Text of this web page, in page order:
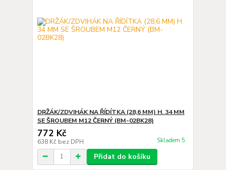
DRŽÁK/ZDVIHÁK NA ŘÍDÍTKA (28,6 MM) H. 34 MM
SE ŠROUBEM M12 ČERNÝ (BM-02BK28)
772 Kč
638 Kč bez DPH Skladem 5
Přidat do košíku